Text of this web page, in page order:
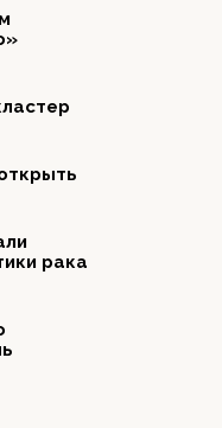
рака